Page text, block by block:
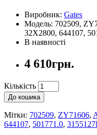
Виробник: Gates
Модель: 702509,
32X2800, 644107,
В наявності
4 610грн.
Кількість
До кошика
Мітки: 702509, ZY71606,
644107, 501771.0,